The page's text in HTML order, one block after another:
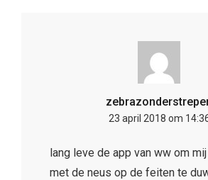
23 april 2018 om
lang leve de app van ww om
met de neus op de feiten te